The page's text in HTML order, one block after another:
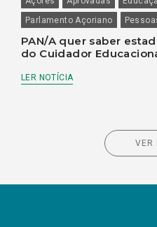
Parlamento Açoriano
PAN/A quer saber
do Cuidador
LER NOTÍCIA
VER